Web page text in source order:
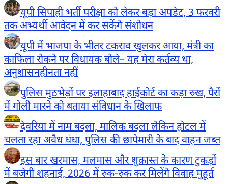
यूपी सिपाही भर्ती परीक्षा को लेकर बड़ा अपडेट, 3 फरवरी
तक अभ्यर्थी आवेदन में कर सकेंगे संशोधन
यूपी में भाजपा के भीतर टकराव खुलकर आया, मंत्री का
काफिला रोकने पर विधायक बोले– यह मेरा कर्तव्य था,
अनुशासनहीनता नहीं
पुलिस मुठभेड़ों पर इलाहाबाद हाईकोर्ट का कड़ा रुख, पैरों
में गोली मारने को बताया संविधान के खिलाफ
देवरिया में नाम बदला, मालिक बदला लेकिन होटल में
चलता रहा अवैध धंधा, पुलिस की छापेमारी के बाद वाहन जब्त
इस बार खरमास, मलमास और शुक्रास्त के कारण टुकड़ों
में बजेगी शहनाई, 2026 में रुक-रुक कर मिलेंगे विवाह मुहूर्त